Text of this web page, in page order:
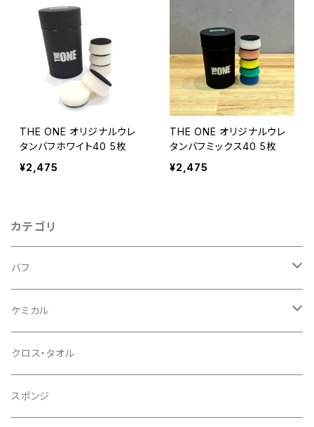
THE ONE オリジナルウレ
タンバフホワイト40 5枚
¥2,475
THE ONE オリジナルウレ
タンバフミックス40 5枚
¥2,475
カテゴリ
バフ
ウールバフ
３インチ
5インチ
ウレタンバフ
1インチ
ケミカル
コンパウンド
初期～中間研磨
シャンプー
クロス・タオル
スポンジ